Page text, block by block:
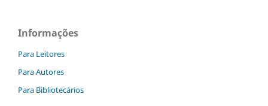
Informações
Para Leitores
Para Autores
Para Bibliotecários